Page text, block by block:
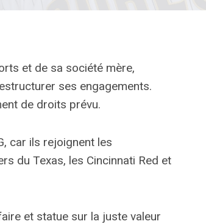
et de sa société mère,
ses engagements.
de droits prévu.
car ils rejoignent les
du Texas, les Cincinnati Red et
et statue sur la juste valeur